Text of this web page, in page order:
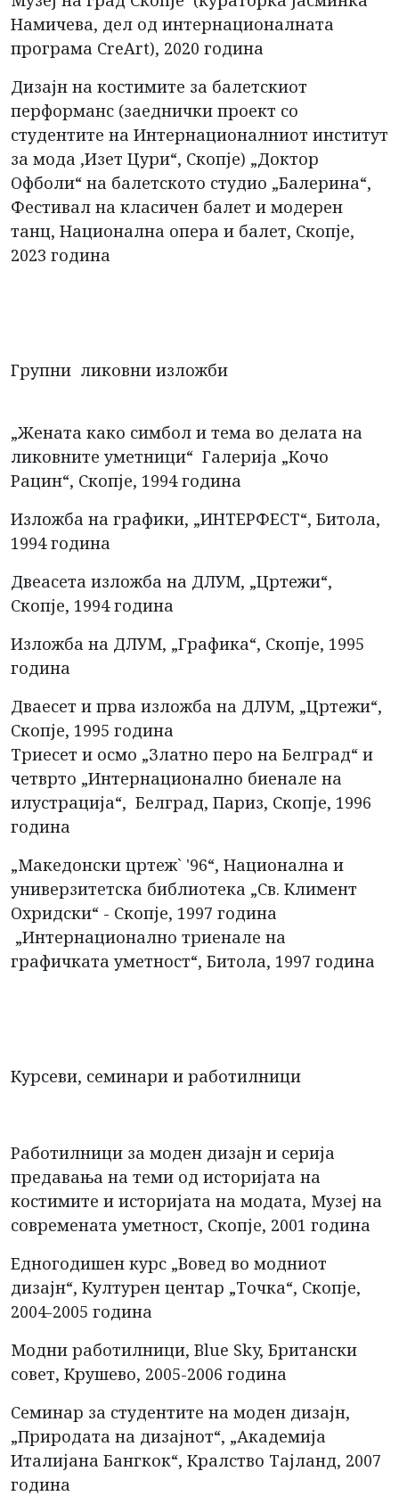
Намичева, дел од интернационалната
програма CreArt), 2020 година
Дизајн на костимите за балетскиот
перформанс (заеднички проект со
студентите на Интернационалниот институт
за мода ,Изет Цури“, Скопје) „Доктор
Офболи“ на балетското студио „Балерина“,
Фестивал на класичен балет и модерен
танц, Национална опера и балет, Скопје,
2023 година
Групни ликовни изложби
„Жената како симбол и тема во делата на
ликовните уметници“ Галерија „Кочо
Рацин“, Скопје, 1994 година
Изложба на графики, „ИНТЕРФЕСТ“, Битола,
1994 година
Двеасета изложба на ДЛУМ, „Цртежи“,
Скопје, 1994 година
Изложба на ДЛУМ, „Графика“, Скопје, 1995
година
Дваесет и прва изложба на ДЛУМ, „Цртежи“,
Скопје, 1995 година
Триесет и осмо „Златно перо на Белград“ и
четврто „Интернационално биенале на
илустрација“, Белград, Париз, Скопје, 1996
година
„Македонски цртеж` '96“, Национална и
универзитетска библиотека „Св. Климент
Охридски“ - Скопје, 1997 година
„Интернационално триенале на
графичката уметност“, Битола, 1997 година
Курсеви, семинари и работилници
Работилници за моден дизајн и серија
предавања на теми од историјата на
костимите и историјата на модата, Музеј на
современата уметност, Скопје, 2001 година
Едногодишен курс „Вовед во модниот
дизајн“, Културен центар „Точка“, Скопје,
2004-2005 година
Модни работилници, Blue Sky, Британски
совет, Крушево, 2005-2006 година
Семинар за студентите на моден дизајн,
„Природата на дизајнот“, „Академија
Италијана Бангкок“, Кралство Тајланд, 2007
година